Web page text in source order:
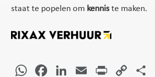
staat te popelen om kennis te maken.
WhatsApp
Facebook
LinkedIn
EmailPrintCopy